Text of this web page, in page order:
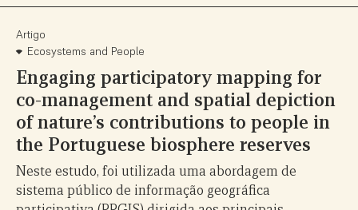
Artigo
Ecosystems and People
Engaging participatory mapping for
co-management and spatial depiction
of nature’s contributions to people in
the Portuguese biosphere reserves
Neste estudo, foi utilizada uma abordagem de
sistema público de informação geográfica